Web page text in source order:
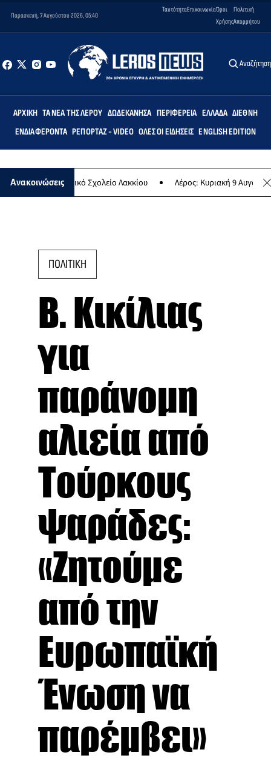
Παρασκευή, 7 Αυγούστου 2026, 05:40
ΤαυτότηταΕπικοινωνίαΌροι
Χρήσης
Πολιτική
Απορρήτου
Αναζήτηση
ΑΡΧΙΚΉ ΤΑ ΝΈΑ ΤΗΣ ΛΈΡΟΥ ΔΩΔΕΚΆΝΗΣΑ ΠΕΡΙΦΈΡΕΙΑ ΕΛΛΆΔΑ ΔΙΕΘΝΉ
ΕΝΔΙΑΦΈΡΟΝΤΑ ΡΕΠΟΡΤΆΖ - VIDEO ΌΛΕΣ ΟΙ ΕΙΔΉΣΕΙΣ ENGLISH EDITION
Ανακοινώσεις
στο Δημοτικό Σχολείο Λακκίου Λέρος: Κυριακή 9 Αυγούστου
ΠΟΛΙΤΙΚΗ
Β. Κικίλιας
για
παράνομη
αλιεία από
Τούρκους
ψαράδες:
«Ζητούμε
από την
Ευρωπαϊκή
Ένωση να
παρέμβει»